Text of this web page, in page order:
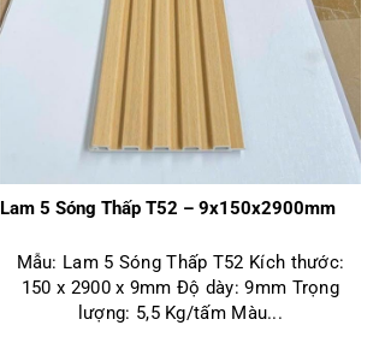
Lam 5 Sóng Thấp T52 – 9x150x2900mm
Mẫu: Lam 5 Sóng Thấp T52 Kích thước:
150 x 2900 x 9mm Độ dày: 9mm Trọng
lượng: 5,5 Kg/tấm Màu...